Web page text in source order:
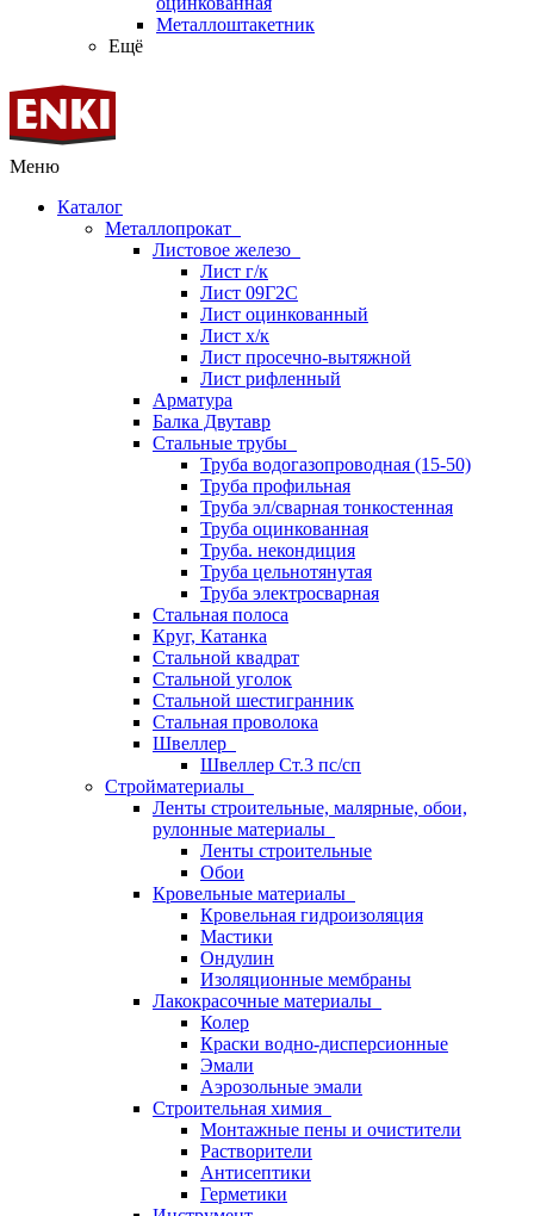
Металлоштакетник
Ещё
Меню
Каталог
Металлопрокат
Листовое железо
Лист г/к
Лист 09Г2С
Лист оцинкованный
Лист х/к
Лист просечно-вытяжной
Лист рифленный
Арматура
Балка Двутавр
Стальные трубы
Труба водогазопроводная (15-50)
Труба профильная
Труба эл/сварная тонкостенная
Труба оцинкованная
Труба. некондиция
Труба цельнотянутая
Труба электросварная
Стальная полоса
Круг, Катанка
Стальной квадрат
Стальной уголок
Стальной шестигранник
Стальная проволока
Швеллер
Швеллер Ст.3 пс/сп
Стройматериалы
Ленты строительные, малярные, обои,
рулонные материалы
Ленты строительные
Обои
Кровельные материалы
Кровельная гидроизоляция
Мастики
Ондулин
Изоляционные мембраны
Лакокрасочные материалы
Колер
Краски водно-дисперсионные
Эмали
Аэрозольные эмали
Строительная химия
Монтажные пены и очистители
Растворители
Антисептики
Герметики